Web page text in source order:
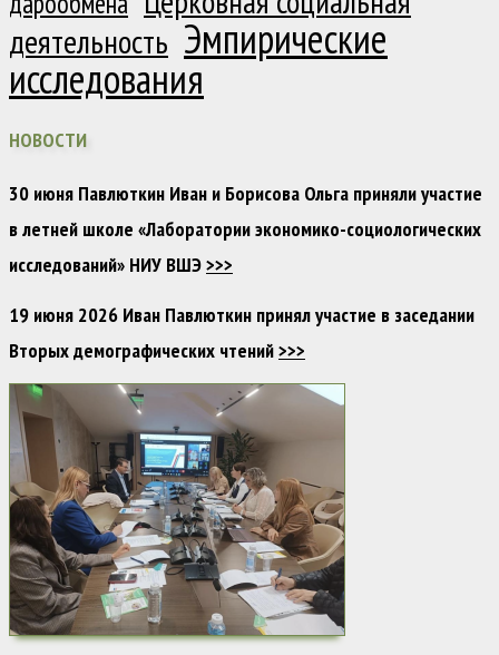
деятельность Эмпирические
исследования
НОВОСТИ
30 июня Павлюткин Иван и Борисова Ольга приняли участие
в летней школе «Лаборатории экономико-социологических
исследований» НИУ ВШЭ>>>
19 июня 2026 Иван Павлюткин принял участие в заседании
Вторых демографических чтений>>>